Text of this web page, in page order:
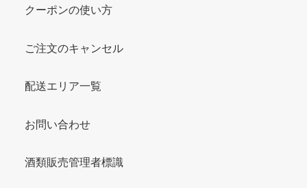
クーポンの使い方
ご注文のキャンセル
配送エリア一覧
お問い合わせ
酒類販売管理者標識